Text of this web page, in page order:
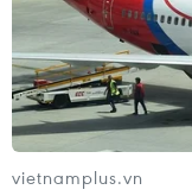
2023 của Nhật
trong khi con số
vietnamplus.vn